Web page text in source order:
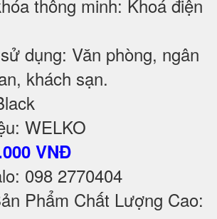
thông minh: Khoá điện
dụng: Văn phòng, ngân
khách sạn.
WELKO
VNĐ
098 2770404
Phẩm Chất Lượng Cao: